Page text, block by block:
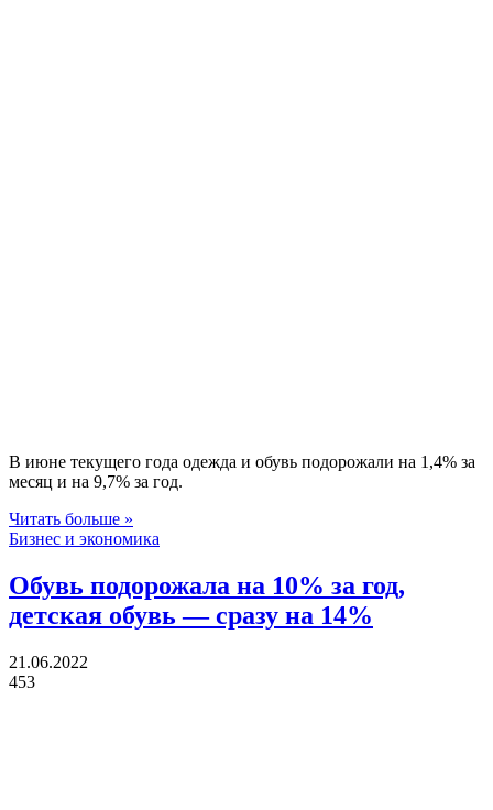
В июне текущего года одежда и обувь подорожали на 1,4% за
месяц и на 9,7% за год.
Читать больше »
Бизнес и экономика
Обувь подорожала на 10% за год,
детская обувь — сразу на 14%
21.06.2022
453